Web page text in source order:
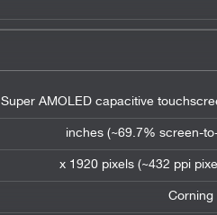
Super AMOLED capacitive
Corning